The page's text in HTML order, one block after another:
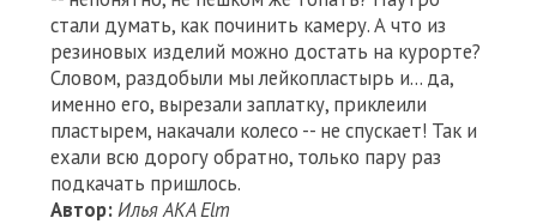
стали думать, как починить камеру. А что из
резиновых изделий можно достать на курорте?
Словом, раздобыли мы лейкопластырь и... да,
именно его, вырезали заплатку, приклеили
пластырем, накачали колесо -- не спускает! Так и
ехали всю дорогу обратно, только пару раз
подкачать пришлось.
Автор:Илья AKA Elm